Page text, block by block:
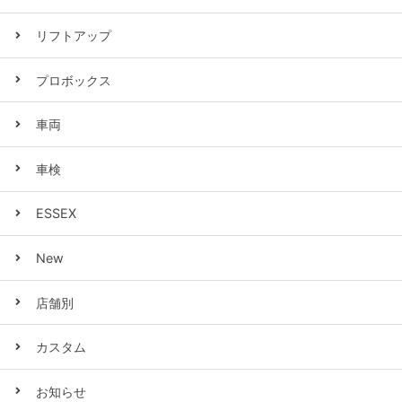
リフトアップ
プロボックス
車両
車検
ESSEX
New
店舗別
カスタム
お知らせ